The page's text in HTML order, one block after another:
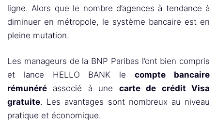
ligne. Alors que le nombre d’agences à tendance à
diminuer en métropole, le système bancaire est en
pleine mutation.
Les manageurs de la BNP Paribas l’ont bien compris
et lance HELLO BANK lecompte bancaire
rémunéré associé à une carte de crédit Visa
gratuite. Les avantages sont nombreux au niveau
pratique et économique.